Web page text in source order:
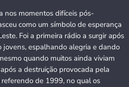
nos momentos difíceis pós-
como um símbolo de esperança
Foi a primeira rádio a surgir após
espalhando alegria e dando
quando muitos ainda viviam
a destruição provocada pela
de 1999, no qual os